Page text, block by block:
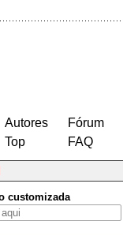
Autores
Top
Fórum
FAQ
customizada